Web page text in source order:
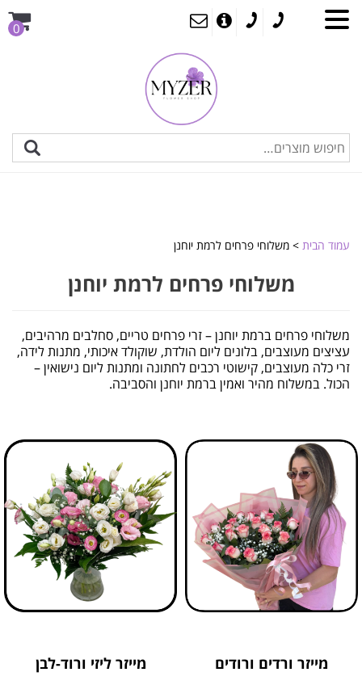
0
עמוד הבית > משלוחי פרחים לרמת יוחנן
משלוחי פרחים לרמת יוחנן
משלוחי פרחים ברמת יוחנן – זרי פרחים טריים, סחלבים מרהיבים,
עציצים מעוצבים, בלונים ליום הולדת, שוקולד איכותי, מתנות לידה,
זרי כלה מעוצבים, קישוטי רכבים לחתונה ומתנות ליום נישואין –
הכול. במשלוח מהיר ואמין ברמת יוחנן והסביבה.
מייזר ורדים ורודים מייזר ליזי ורוד-לבן